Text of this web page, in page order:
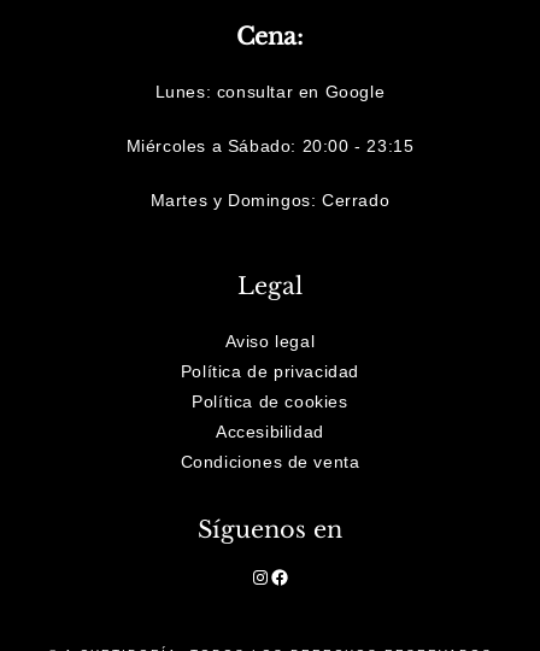
Cena:
Lunes: consultar en Google
Miércoles a Sábado: 20:00 - 23:15
Martes y Domingos: Cerrado
Legal
Aviso legal
Política de privacidad
Política de cookies
Accesibilidad
Condiciones de venta
Síguenos en
Instagram
Facebook